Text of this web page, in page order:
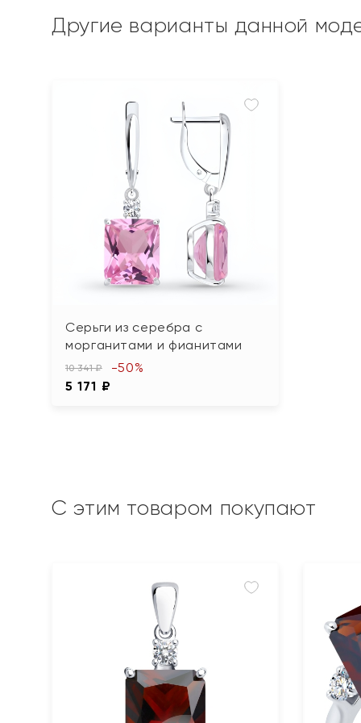
Другие варианты данной
Серьги из серебра с
морганитами и фианитами
10 341 ₽
5 171 ₽
-50%
С этим товаром покупают